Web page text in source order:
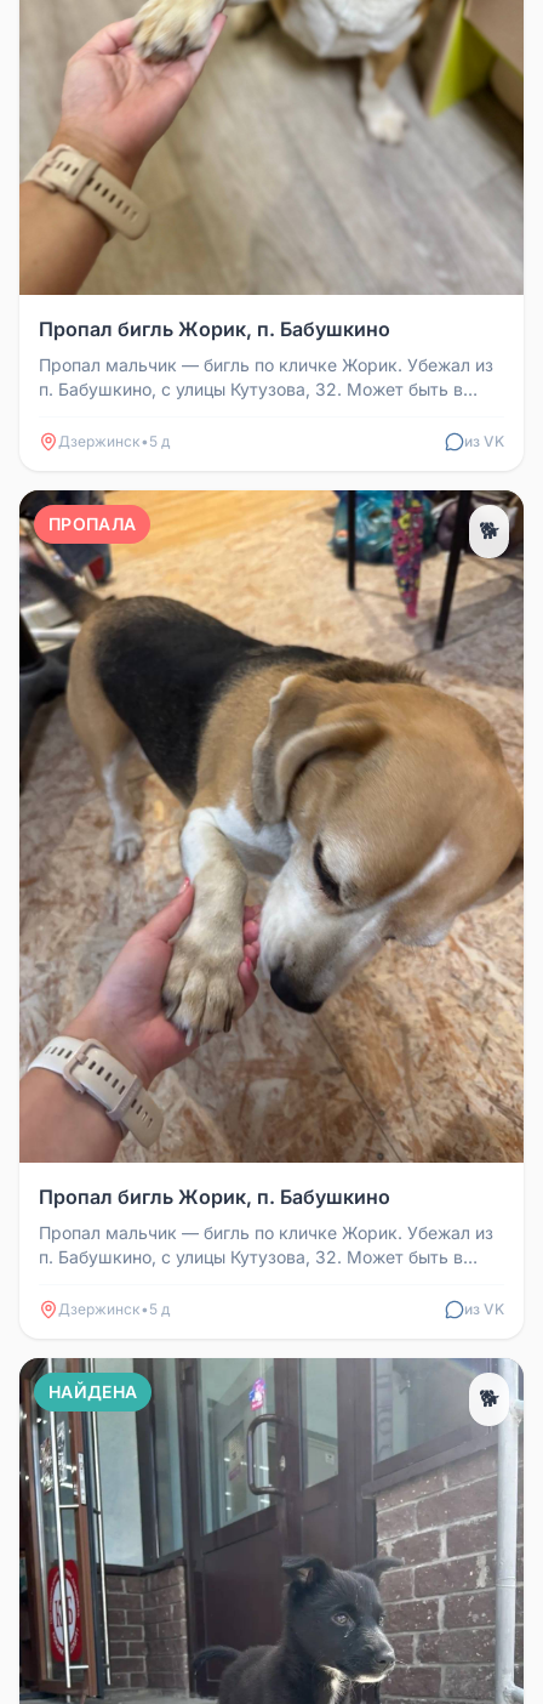
Пропал бигль Жорик, п. Бабушкино
Пропал мальчик — бигль по кличке Жорик. Убежал из
п. Бабушкино, с улицы Кутузова, 32. Может быть в
Дзержинск• 5 д из VK
ПРОПАЛА 🐕
Пропал бигль Жорик, п. Бабушкино
Пропал мальчик — бигль по кличке Жорик. Убежал из
п. Бабушкино, с улицы Кутузова, 32. Может быть в
Дзержинск• 5 д из VK
НАЙДЕНА 🐕